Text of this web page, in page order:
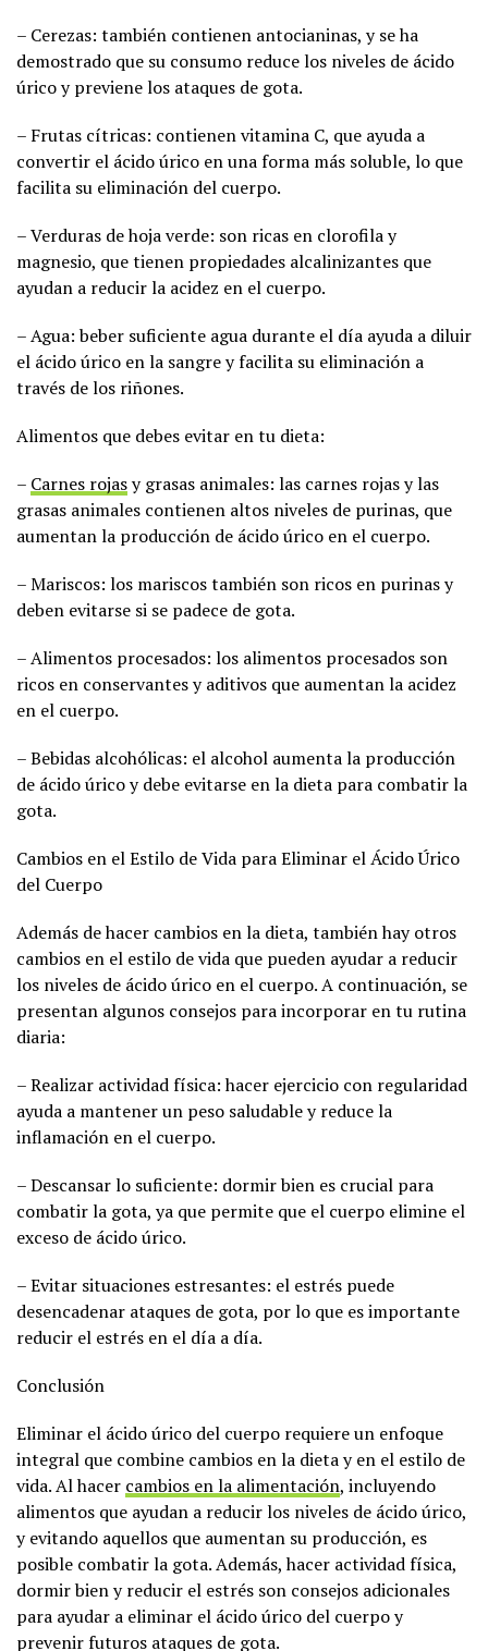
– Cerezas: también contienen antocianinas, y se ha
demostrado que su consumo reduce los niveles de ácido
úrico y previene los ataques de gota.
– Frutas cítricas: contienen vitamina C, que ayuda a
convertir el ácido úrico en una forma más soluble, lo que
facilita su eliminación del cuerpo.
– Verduras de hoja verde: son ricas en clorofila y
magnesio, que tienen propiedades alcalinizantes que
ayudan a reducir la acidez en el cuerpo.
– Agua: beber suficiente agua durante el día ayuda a diluir
el ácido úrico en la sangre y facilita su eliminación a
través de los riñones.
Alimentos que debes evitar en tu dieta:
– Carnes rojasy grasas animales: las carnes rojas y las
grasas animales contienen altos niveles de purinas, que
aumentan la producción de ácido úrico en el cuerpo.
– Mariscos: los mariscos también son ricos en purinas y
deben evitarse si se padece de gota.
– Alimentos procesados: los alimentos procesados ​​son
ricos en conservantes y aditivos que aumentan la acidez
en el cuerpo.
– Bebidas alcohólicas: el alcohol aumenta la producción
de ácido úrico y debe evitarse en la dieta para combatir la
gota.
Cambios en el Estilo de Vida para Eliminar el Ácido Úrico
del Cuerpo
Además de hacer cambios en la dieta, también hay otros
cambios en el estilo de vida que pueden ayudar a reducir
los niveles de ácido úrico en el cuerpo. A continuación, se
presentan algunos consejos para incorporar en tu rutina
diaria:
– Realizar actividad física: hacer ejercicio con regularidad
ayuda a mantener un peso saludable y reduce la
inflamación en el cuerpo.
– Descansar lo suficiente: dormir bien es crucial para
combatir la gota, ya que permite que el cuerpo elimine el
exceso de ácido úrico.
– Evitar situaciones estresantes: el estrés puede
desencadenar ataques de gota, por lo que es importante
reducir el estrés en el día a día.
Conclusión
Eliminar el ácido úrico del cuerpo requiere un enfoque
integral que combine cambios en la dieta y en el estilo de
vida. Al hacer cambios en la alimentación, incluyendo
alimentos que ayudan a reducir los niveles de ácido úrico,
y evitando aquellos que aumentan su producción, es
posible combatir la gota. Además, hacer actividad física,
dormir bien y reducir el estrés son consejos adicionales
para ayudar a eliminar el ácido úrico del cuerpo y
prevenir futuros ataques de gota.